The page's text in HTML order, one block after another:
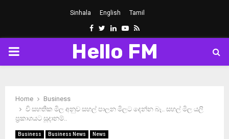
Sinhala English Tamil
Facebook
Twitter
LinkedinYoutube
Rss
PRIMARY
Hello FM
Home
Business
වි සහතික මිල අනුව සහල් පාලන මිලට දෙන්න බෑ.. සහල් මිල යලි
ප‍්‍රකාශයට සූදානම්..
Business Business News News